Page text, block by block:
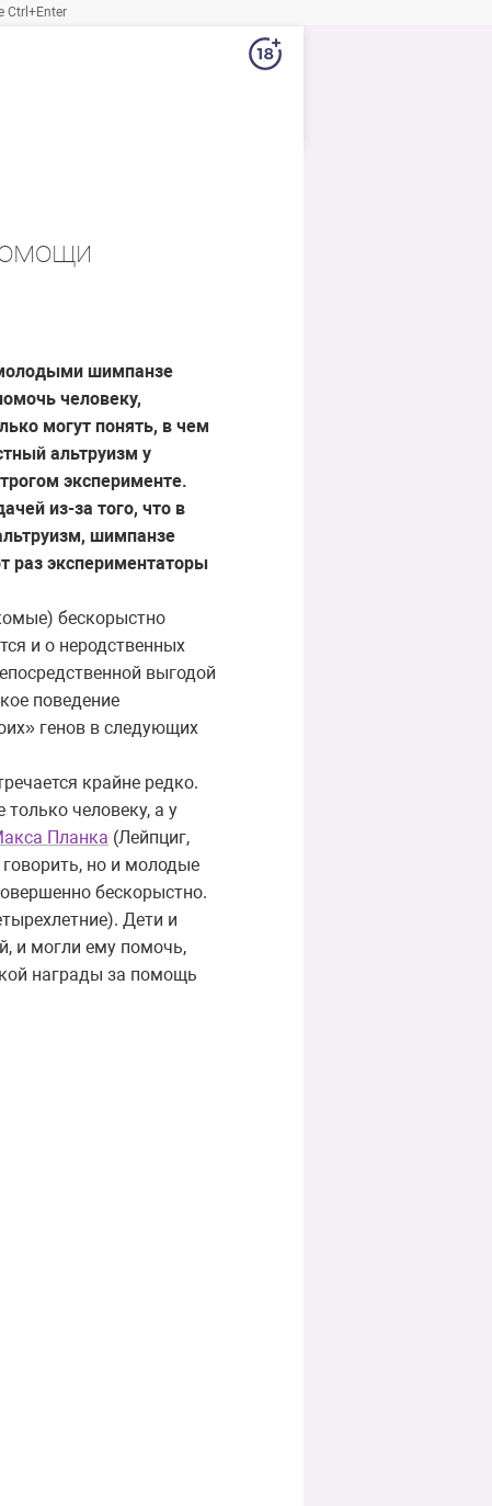
Ctrl+Enter
шимпанзе
человеку,
могут понять, в чем
альтруизм у
эксперименте.
из-за того, что в
шимпанзе
раз экспериментаторы
бескорыстно
и о неродственных
выгодой
поведение
генов в следующих
крайне редко.
человеку, а у
Планка (Лейпциг,
но и молодые
бескорыстно.
Дети и
и могли ему помочь,
награды за помощь